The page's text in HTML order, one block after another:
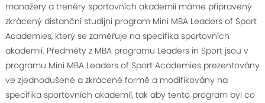
manažery a trenéry sportovních akademií máme připravený
zkrácený distanční studijní program Mini MBA Leaders of Sport
Academies, který se zaměřuje na specifika sportovních
akademií. Předměty z MBA programu Leaders in Sport jsou v
programu Mini MBA Leaders of Sport Academies prezentovány
ve zjednodušené a zkrácené formě a modifikovány na
specifika sportovních akademií, tak aby tento program byl co